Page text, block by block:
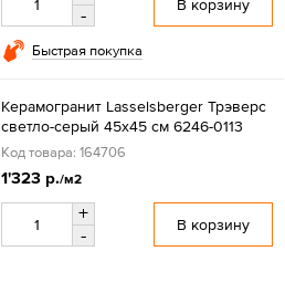
-
В корзину
Быстрая покупка
Керамогранит Lasselsberger Трэверс
светло-серый 45x45 см 6246-0113
Код товара: 164706
1'323 р./м2
+
-
В корзину